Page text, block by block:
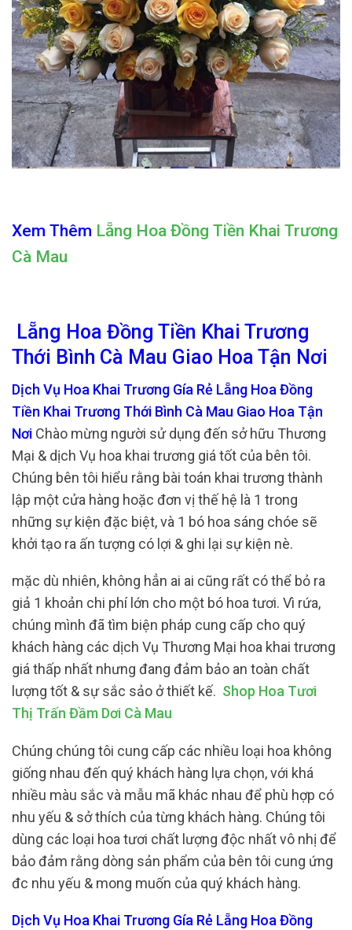
Xem Thêm Lẵng Hoa Đồng Tiền Khai Trương
Cà Mau
Lẵng Hoa Đồng Tiền Khai Trương
Thới Bình Cà Mau Giao Hoa Tận Nơi
Dịch Vụ Hoa Khai Trương Gía Rẻ Lẵng Hoa Đồng
Tiền Khai Trương Thới Bình Cà Mau Giao Hoa Tận
Nơi Chào mừng người sử dụng đến sở hữu Thương
Mại & dịch Vụ hoa khai trương giá tốt của bên tôi.
Chúng bên tôi hiểu rằng bài toán khai trương thành
lập một cửa hàng hoặc đơn vị thế hệ là 1 trong
những sự kiện đặc biệt, và 1 bó hoa sáng chóe sẽ
khởi tạo ra ấn tượng có lợi & ghi lại sự kiện nè.
mặc dù nhiên, không hẳn ai ai cũng rất có thể bỏ ra
giả 1 khoản chi phí lớn cho một bó hoa tươi. Vì rứa,
chúng mình đã tìm biện pháp cung cấp cho quý
khách hàng các dịch Vụ Thương Mại hoa khai trương
giá thấp nhất nhưng đang đảm bảo an toàn chất
lượng tốt & sự sắc sảo ở thiết kế. Shop Hoa Tươi
Thị Trấn Đầm Dơi Cà Mau
Chúng chúng tôi cung cấp các nhiều loại hoa không
giống nhau đến quý khách hàng lựa chọn, với khá
nhiều màu sắc và mẫu mã khác nhau để phù hợp có
nhu yếu & sở thích của từng khách hàng. Chúng tôi
dùng các loại hoa tươi chất lượng độc nhất vô nhị để
bảo đảm rằng dòng sản phẩm của bên tôi cung ứng
đc nhu yếu & mong muốn của quý khách hàng.
Dịch Vụ Hoa Khai Trương Gía Rẻ Lẵng Hoa Đồng